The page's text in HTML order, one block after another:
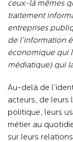
ceux-là mêmes
traitement
entreprises
de l’information
économique qui
médiatique) qui
Au-delà de
acteurs, de leurs
politique, leurs
métier au
sur leurs